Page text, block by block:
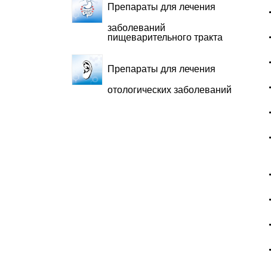
Препараты для лечения
заболеваний
пищеварительного тракта
Препараты для лечения
отологических заболеваний